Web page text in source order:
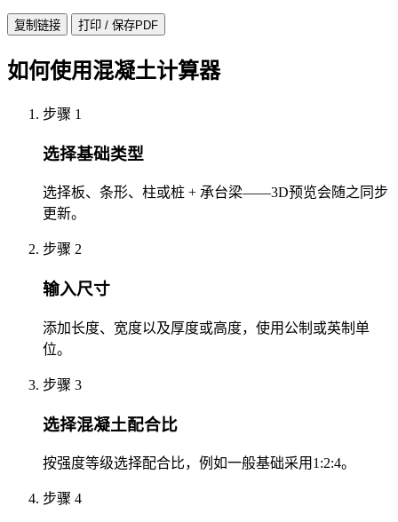
复制链接 打印 / 保存PDF
如何使用混凝土计算器
步骤 1
选择基础类型
选择板、条形、柱或桩 + 承台梁——3D预览会随之同步
更新。
步骤 2
输入尺寸
添加长度、宽度以及厚度或高度，使用公制或英制单
位。
步骤 3
选择混凝土配合比
按强度等级选择配合比，例如一般基础采用1:2:4。
步骤 4